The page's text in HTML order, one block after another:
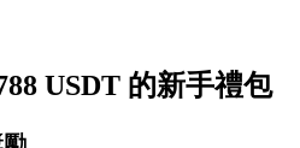
USDT 的新手禮包